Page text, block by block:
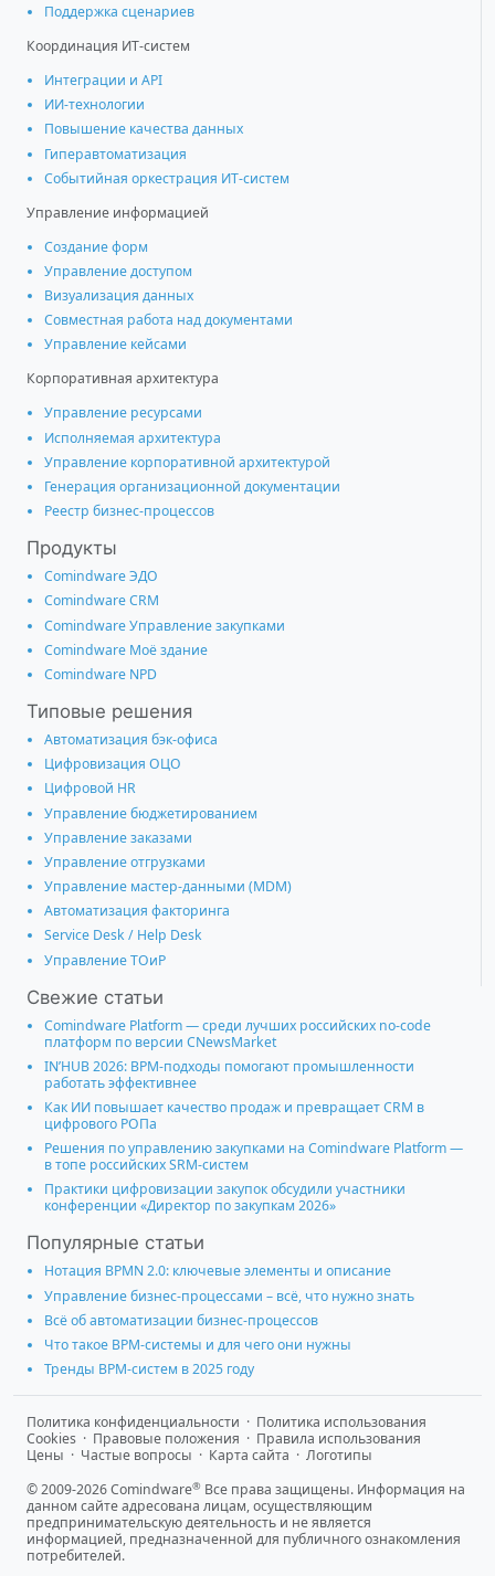
Поддержка сценариев
Координация ИТ-систем
Интеграции и АРІ
ИИ-технологии
Повышение качества данных
Гиперавтоматизация
Событийная оркестрация ИТ-систем
Управление информацией
Создание форм
Управление доступом
Визуализация данных
Совместная работа над документами
Управление кейсами
Корпоративная архитектура
Управление ресурсами
Исполняемая архитектура
Управление корпоративной архитектурой
Генерация организационной документации
Реестр бизнес-процессов
Продукты
Comindware ЭДО
Comindware CRM
Comindware Управление закупками
Comindware Моё здание
Comindware NPD
Типовые решения
Автоматизация бэк-офиса
Цифровизация ОЦО
Цифровой HR
Управление бюджетированием
Управление заказами
Управление отгрузками
Управление мастер-данными (MDM)
Автоматизация факторинга
Service Desk / Help Desk
Управление ТОиР
Свежие статьи
Comindware Platform — среди лучших российских no-code
платформ по версии CNewsMarket
IN’HUB 2026: BPM-подходы помогают промышленности
работать эффективнее
Как ИИ повышает качество продаж и превращает CRM в
цифрового РОПа
Решения по управлению закупками на Comindware Platform —
в топе российских SRM-систем
Практики цифровизации закупок обсудили участники
конференции «Директор по закупкам 2026»
Популярные статьи
Нотация BPMN 2.0: ключевые элементы и описание
Управление бизнес-процессами – всё, что нужно знать
Всё об автоматизации бизнес-процессов
Что такое BPM-системы и для чего они нужны
Тренды BPM-систем в 2025 году
Политика конфиденциальности · Политика использования
Cookies · Правовые положения · Правила использования
Цены · Частые вопросы · Карта сайта · Логотипы
© 2009-2026 Comindware® Все права защищены. Информация на
данном сайте адресована лицам, осуществляющим
предпринимательскую деятельность и не является
информацией, предназначенной для публичного ознакомления
потребителей.